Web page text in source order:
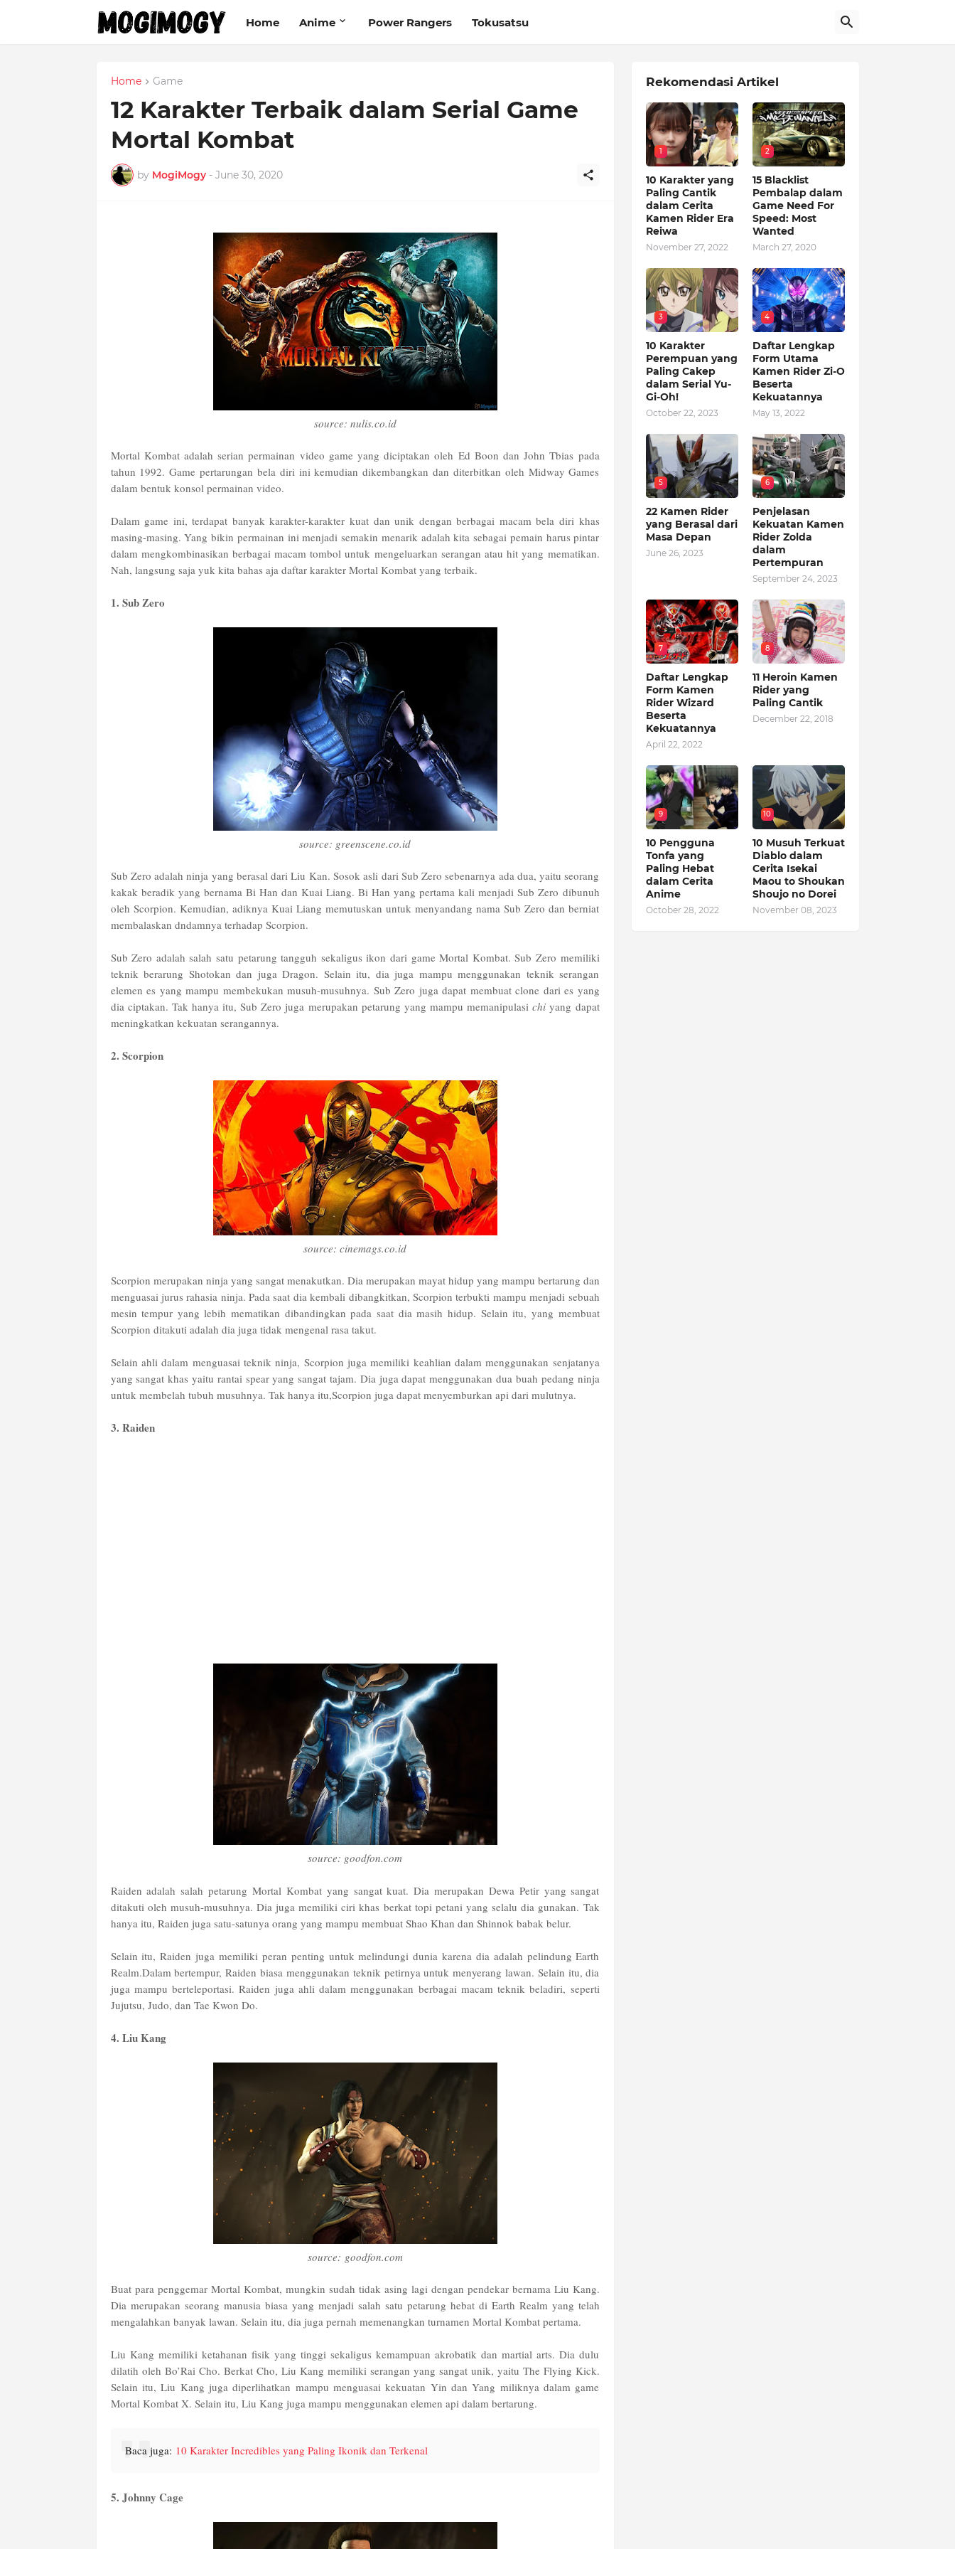
Home Anime Power Rangers Tokusatsu
Home Game
12 Karakter Terbaik dalam Serial Game
Mortal Kombat
by MogiMogy - June 30, 2020
source: nulis.co.id
Mortal Kombat adalah serian permainan video game yang diciptakan oleh Ed Boon dan John Tbias pada
tahun 1992. Game pertarungan bela diri ini kemudian dikembangkan dan diterbitkan oleh Midway Games
dalam bentuk konsol permainan video.
Dalam game ini, terdapat banyak karakter-karakter kuat dan unik dengan berbagai macam bela diri khas
masing-masing. Yang bikin permainan ini menjadi semakin menarik adalah kita sebagai pemain harus pintar
dalam mengkombinasikan berbagai macam tombol untuk mengeluarkan serangan atau hit yang mematikan.
Nah, langsung saja yuk kita bahas aja daftar karakter Mortal Kombat yang terbaik.
1. Sub Zero
source: greenscene.co.id
Sub Zero adalah ninja yang berasal dari Liu Kan. Sosok asli dari Sub Zero sebenarnya ada dua, yaitu seorang
kakak beradik yang bernama Bi Han dan Kuai Liang. Bi Han yang pertama kali menjadi Sub Zero dibunuh
oleh Scorpion. Kemudian, adiknya Kuai Liang memutuskan untuk menyandang nama Sub Zero dan berniat
membalaskan dndamnya terhadap Scorpion.
Sub Zero adalah salah satu petarung tangguh sekaligus ikon dari game Mortal Kombat. Sub Zero memiliki
teknik berarung Shotokan dan juga Dragon. Selain itu, dia juga mampu menggunakan teknik serangan
elemen es yang mampu membekukan musuh-musuhnya. Sub Zero juga dapat membuat clone dari es yang
dia ciptakan. Tak hanya itu, Sub Zero juga merupakan petarung yang mampu memanipulasichi yang dapat
meningkatkan kekuatan serangannya.
2. Scorpion
source: cinemags.co.id
Scorpion merupakan ninja yang sangat menakutkan. Dia merupakan mayat hidup yang mampu bertarung dan
menguasai jurus rahasia ninja. Pada saat dia kembali dibangkitkan, Scorpion terbukti mampu menjadi sebuah
mesin tempur yang lebih mematikan dibandingkan pada saat dia masih hidup. Selain itu, yang membuat
Scorpion ditakuti adalah dia juga tidak mengenal rasa takut.
Selain ahli dalam menguasai teknik ninja, Scorpion juga memiliki keahlian dalam menggunakan senjatanya
yang sangat khas yaitu rantai spear yang sangat tajam. Dia juga dapat menggunakan dua buah pedang ninja
untuk membelah tubuh musuhnya. Tak hanya itu,Scorpion juga dapat menyemburkan api dari mulutnya.
3. Raiden
source: goodfon.com
Raiden adalah salah petarung Mortal Kombat yang sangat kuat. Dia merupakan Dewa Petir yang sangat
ditakuti oleh musuh-musuhnya. Dia juga memiliki ciri khas berkat topi petani yang selalu dia gunakan. Tak
hanya itu, Raiden juga satu-satunya orang yang mampu membuat Shao Khan dan Shinnok babak belur.
Selain itu, Raiden juga memiliki peran penting untuk melindungi dunia karena dia adalah pelindung Earth
Realm.Dalam bertempur, Raiden biasa menggunakan teknik petirnya untuk menyerang lawan. Selain itu, dia
juga mampu berteleportasi. Raiden juga ahli dalam menggunakan berbagai macam teknik beladiri, seperti
Jujutsu, Judo, dan Tae Kwon Do.
4. Liu Kang
source: goodfon.com
Buat para penggemar Mortal Kombat, mungkin sudah tidak asing lagi dengan pendekar bernama Liu Kang.
Dia merupakan seorang manusia biasa yang menjadi salah satu petarung hebat di Earth Realm yang telah
mengalahkan banyak lawan. Selain itu, dia juga pernah memenangkan turnamen Mortal Kombat pertama.
Liu Kang memiliki ketahanan fisik yang tinggi sekaligus kemampuan akrobatik dan martial arts. Dia dulu
dilatih oleh Bo’Rai Cho. Berkat Cho, Liu Kang memiliki serangan yang sangat unik, yaitu The Flying Kick.
Selain itu, Liu Kang juga diperlihatkan mampu menguasai kekuatan Yin dan Yang miliknya dalam game
Mortal Kombat X. Selain itu, Liu Kang juga mampu menggunakan elemen api dalam bertarung.
Baca juga: 10 Karakter Incredibles yang Paling Ikonik dan Terkenal
5. Johnny Cage
Rekomendasi Artikel
1
10 Karakter yang
Paling Cantik
dalam Cerita
Kamen Rider Era
Reiwa
November 27, 2022
2
15 Blacklist
Pembalap dalam
Game Need For
Speed: Most
Wanted
March 27, 2020
3
10 Karakter
Perempuan yang
Paling Cakep
dalam Serial Yu-
Gi-Oh!
October 22, 2023
4
Daftar Lengkap
Form Utama
Kamen Rider Zi-O
Beserta
Kekuatannya
May 13, 2022
5
22 Kamen Rider
yang Berasal dari
Masa Depan
June 26, 2023
6
Penjelasan
Kekuatan Kamen
Rider Zolda
dalam
Pertempuran
September 24, 2023
7
Daftar Lengkap
Form Kamen
Rider Wizard
Beserta
Kekuatannya
April 22, 2022
8
11 Heroin Kamen
Rider yang
Paling Cantik
December 22, 2018
9
10 Pengguna
Tonfa yang
Paling Hebat
dalam Cerita
Anime
October 28, 2022
10
10 Musuh Terkuat
Diablo dalam
Cerita Isekai
Maou to Shoukan
Shoujo no Dorei
November 08, 2023